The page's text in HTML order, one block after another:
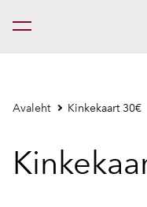
lisati ostukorvi.
Avaleht Kinkekaart 30€